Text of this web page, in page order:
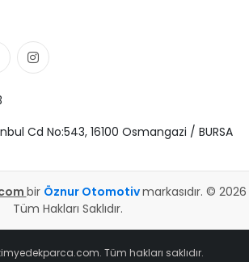
Cd No:543, 16100 Osmangazi / BURSA
bir Öznur Otomotivmarkasıdır. © 2026
Tüm Hakları Saklıdır.
Tüm hakları saklıdır.